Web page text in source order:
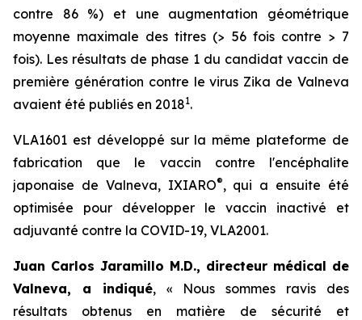
contre 86 %) et une augmentation géométrique
moyenne maximale des titres (> 56 fois contre > 7
fois). Les résultats de phase 1 du candidat vaccin de
première génération contre le virus Zika de Valneva
avaient été publiés en 20181.
VLA1601 est développé sur la même plateforme de
fabrication que le vaccin contre l'encéphalite
japonaise de Valneva, IXIARO®, qui a ensuite été
optimisée pour développer le vaccin inactivé et
adjuvanté contre la COVID-19, VLA2001.
Juan Carlos Jaramillo M.D., directeur médical de
Valneva, a indiqué, « Nous sommes ravis des
résultats obtenus en matière de sécurité et